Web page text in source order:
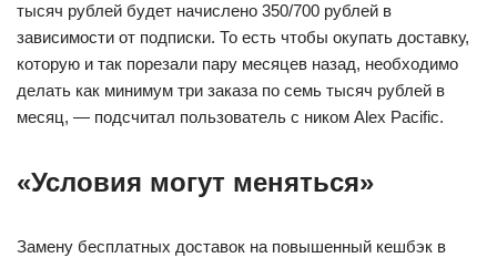
тысяч рублей будет начислено 350/700 рублей в
зависимости от подписки. То есть чтобы окупать доставку,
которую и так порезали пару месяцев назад, необходимо
делать как минимум три заказа по семь тысяч рублей в
месяц, — подсчитал пользователь с ником Alex Pacific.
«Условия могут меняться»
Замену бесплатных доставок на повышенный кешбэк в